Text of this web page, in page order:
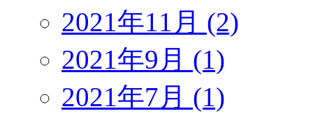
2021年11月 (2)
2021年9月 (1)
2021年7月 (1)